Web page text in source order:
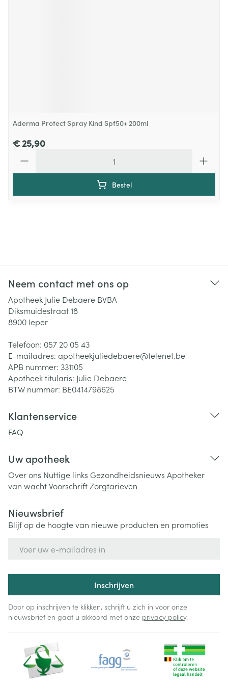
Aderma Protect Spray Kind Spf50+ 200ml
€ 25,90
Bestel
Neem contact met ons op
Apotheek Julie Debaere BVBA
Diksmuidestraat 18
8900 Ieper
Telefoon: 057 20 05 43
E-mailadres: apotheekjuliedebaere@telenet.be
APB nummer: 331105
Apotheek titularis: Julie Debaere
BTW nummer: BE0414798625
Klantenservice
FAQ
Uw apotheek
Over ons Nuttige links Gezondheidsnieuws Apotheker
van wachtVoorschriftZorgtarieven
Nieuwsbrief
Blijf op de hoogte van nieuwe producten en promoties
Inschrijven
Door op inschrijven te klikken, schrijft u zich in voor onze
nieuwsbrief en gaat u akkoord met onze privacy policy.